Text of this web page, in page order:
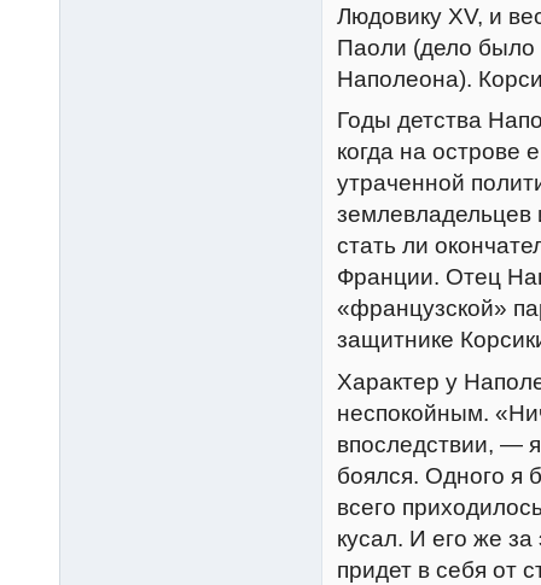
Людовику XV, и
Паоли (дело было
Наполеона).
Годы детства
когда на острове
утраченной
землевладельцев
стать ли
Франции. Отец
«французской»
защитнике
Характер у
неспокойным.
впоследствии, —
боялся. Одного я
всего
кусал. И его же
придет в себя от